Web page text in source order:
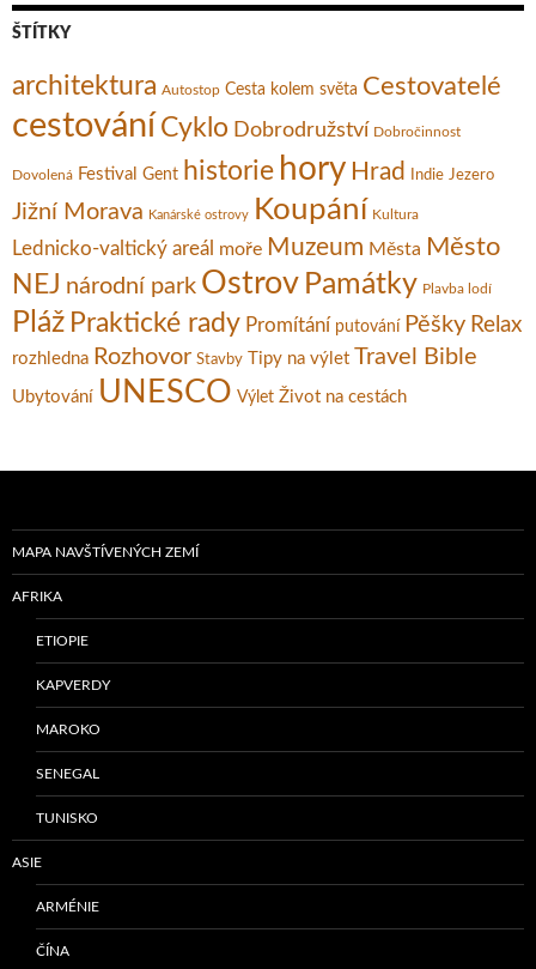
ŠTÍTKY
architektura Autostop Cesta kolem světa Cestovatelé
cestování Cyklo Dobrodružství Dobročinnost
Dovolená Festival Gent historie hory Hrad Indie Jezero
Jižní Morava Kanárské ostrovy Koupání Kultura
Lednicko-valtický areál moře Muzeum Města Město
NEJ národní park Ostrov Památky Plavba lodí
Pláž Praktické rady Promítání putování Pěšky Relax
rozhledna Rozhovor Stavby Tipy na výlet Travel Bible
Ubytování UNESCO Výlet Život na cestách
MAPA NAVŠTÍVENÝCH ZEMÍ
AFRIKA
ETIOPIE
KAPVERDY
MAROKO
SENEGAL
TUNISKO
ASIE
ARMÉNIE
ČÍNA